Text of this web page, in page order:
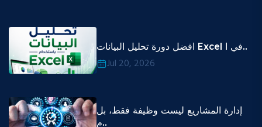
افضل دورة تحليل البيانات Excel في ا..
Jul 20, 2026
إدارة المشاريع ليست وظيفة فقط، بل
م..